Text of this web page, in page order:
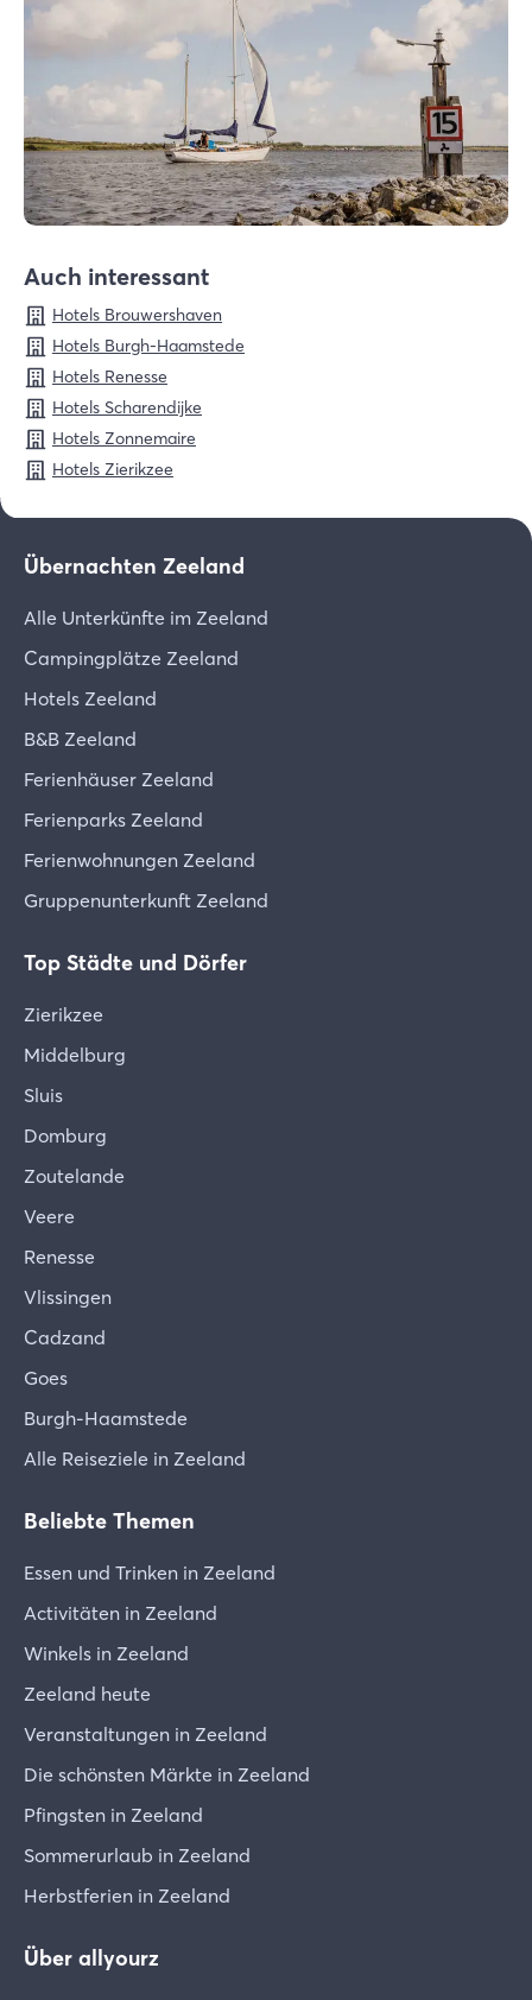
Auch interessant
Hotels Brouwershaven
Hotels Burgh-Haamstede
Hotels Renesse
Hotels Scharendijke
Hotels Zonnemaire
Hotels Zierikzee
Übernachten Zeeland
Alle Unterkünfte im Zeeland
Campingplätze Zeeland
Hotels Zeeland
B&B Zeeland
Ferienhäuser Zeeland
Ferienparks Zeeland
Ferienwohnungen Zeeland
Gruppenunterkunft Zeeland
Top Städte und Dörfer
Zierikzee
Middelburg
Sluis
Domburg
Zoutelande
Veere
Renesse
Vlissingen
Cadzand
Goes
Burgh-Haamstede
Alle Reiseziele in Zeeland
Beliebte Themen
Essen und Trinken in Zeeland
Activitäten in Zeeland
Winkels in Zeeland
Zeeland heute
Veranstaltungen in Zeeland
Die schönsten Märkte in Zeeland
Pfingsten in Zeeland
Sommerurlaub in Zeeland
Herbstferien in Zeeland
Über allyourz